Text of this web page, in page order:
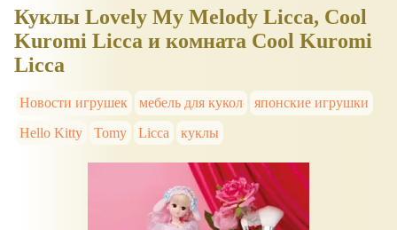
Куклы Lovely My Melody Licca, Cool
Kuromi Licca и комната Cool Kuromi
Licca
Новости игрушек мебель для кукол
японские игрушки
Hello Kitty
Tomy Licca куклы